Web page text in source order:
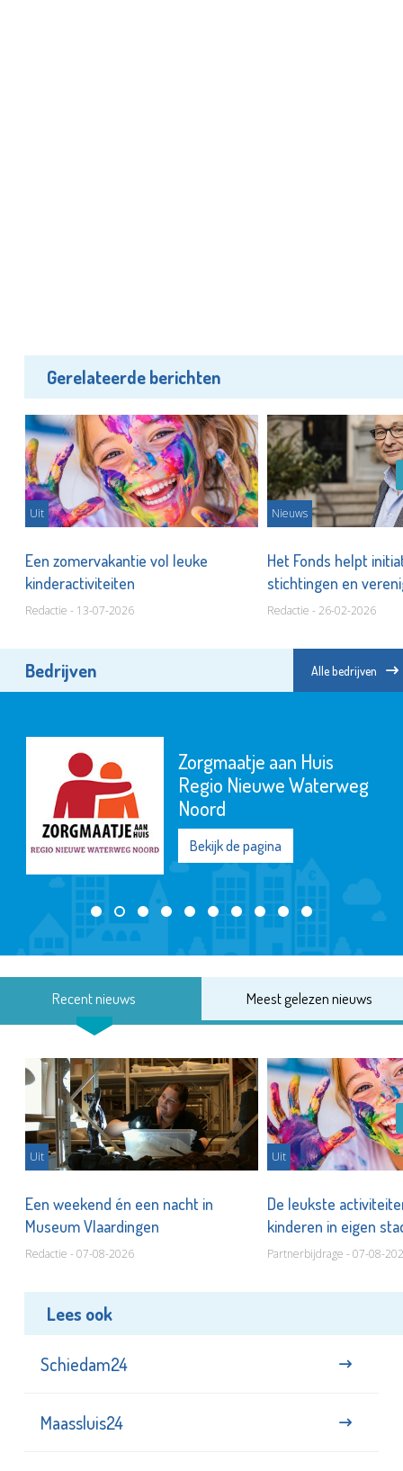
Gerelateerde berichten
Uit
Een zomervakantie vol leuke
kinderactiviteiten
Redactie - 13-07-2026
Nieuws
Het Fonds helpt
stichtingen en
waarmaken
Redactie - 26-02-2026
Bedrijven Alle bedrijven
Zorgmaatje aan Huis
Regio Nieuwe Waterweg
Noord
Bekijk de pagina
Recent nieuws Meest gelezen nieuws
Uit
Een weekend én een nacht in
Museum Vlaardingen
Redactie - 07-08-2026
Uit
De leukste
kinderen in eigen
Partnerbijdrage - 07-08-
Lees ook
Schiedam24
Maassluis24